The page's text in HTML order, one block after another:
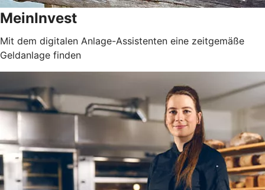
MeinInvest
Mit dem digitalen Anlage-Assistenten eine zeitgemäße
Geldanlage finden